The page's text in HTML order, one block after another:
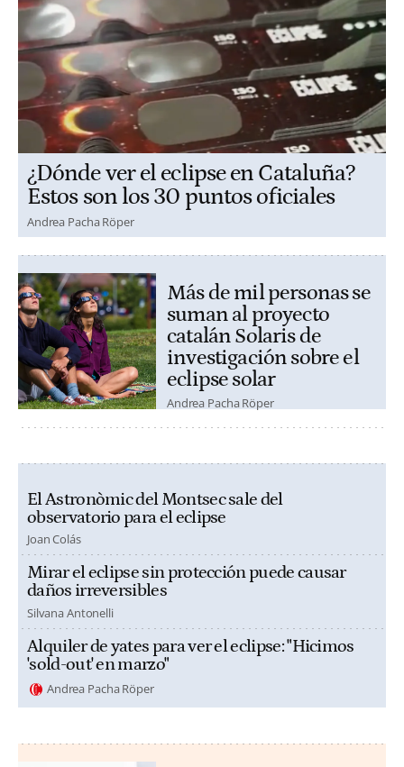
¿Dónde ver el eclipse en Cataluña?
Estos son los 30 puntos oficiales
Andrea Pacha Röper
Más de mil personas se
suman al proyecto
catalán Solaris de
investigación sobre el
eclipse solar
Andrea Pacha Röper
El Astronòmic del Montsec sale del
observatorio para el eclipse
Joan Colás
Mirar el eclipse sin protección puede causar
daños irreversibles
Silvana Antonelli
Alquiler de yates para ver el eclipse: "Hicimos
'sold-out' en marzo"
Andrea Pacha Röper